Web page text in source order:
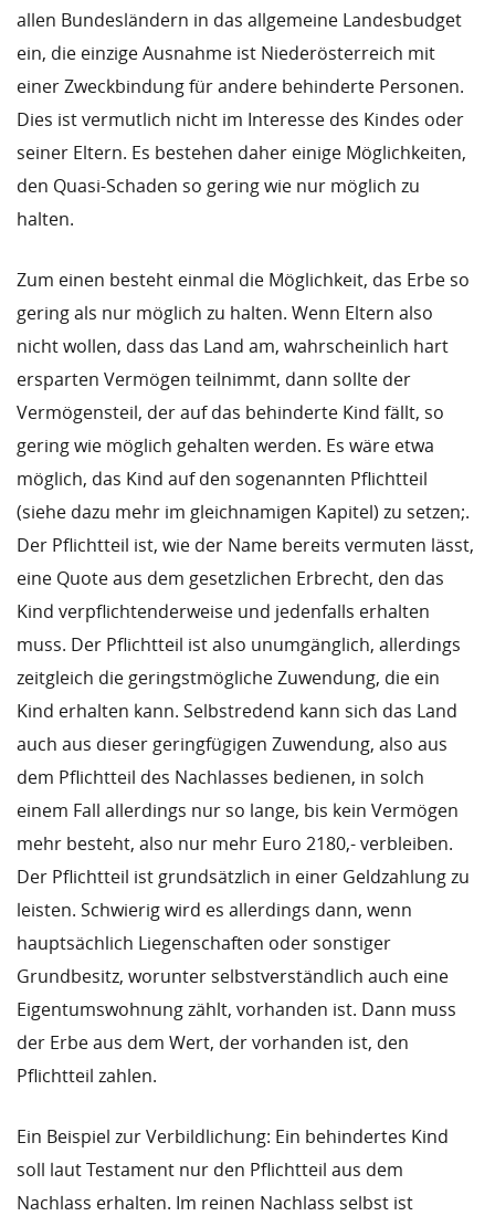
allen Bundesländern in das allgemeine Landesbudget
ein, die einzige Ausnahme ist Niederösterreich mit
einer Zweckbindung für andere behinderte Personen.
Dies ist vermutlich nicht im Interesse des Kindes oder
seiner Eltern. Es bestehen daher einige Möglichkeiten,
den Quasi-Schaden so gering wie nur möglich zu
halten.
Zum einen besteht einmal die Möglichkeit, das Erbe so
gering als nur möglich zu halten. Wenn Eltern also
nicht wollen, dass das Land am, wahrscheinlich hart
ersparten Vermögen teilnimmt, dann sollte der
Vermögensteil, der auf das behinderte Kind fällt, so
gering wie möglich gehalten werden. Es wäre etwa
möglich, das Kind auf den sogenannten Pflichtteil
(siehe dazu mehr im gleichnamigen Kapitel) zu setzen;.
Der Pflichtteil ist, wie der Name bereits vermuten lässt,
eine Quote aus dem gesetzlichen Erbrecht, den das
Kind verpflichtenderweise und jedenfalls erhalten
muss. Der Pflichtteil ist also unumgänglich, allerdings
zeitgleich die geringstmögliche Zuwendung, die ein
Kind erhalten kann. Selbstredend kann sich das Land
auch aus dieser geringfügigen Zuwendung, also aus
dem Pflichtteil des Nachlasses bedienen, in solch
einem Fall allerdings nur so lange, bis kein Vermögen
mehr besteht, also nur mehr Euro 2180,- verbleiben.
Der Pflichtteil ist grundsätzlich in einer Geldzahlung zu
leisten. Schwierig wird es allerdings dann, wenn
hauptsächlich Liegenschaften oder sonstiger
Grundbesitz, worunter selbstverständlich auch eine
Eigentumswohnung zählt, vorhanden ist. Dann muss
der Erbe aus dem Wert, der vorhanden ist, den
Pflichtteil zahlen.
Ein Beispiel zur Verbildlichung: Ein behindertes Kind
soll laut Testament nur den Pflichtteil aus dem
Nachlass erhalten. Im reinen Nachlass selbst ist